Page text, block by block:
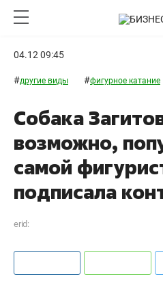
04.12 09:45
#другие виды #фигурное катание
Собака
возможно,
самой
подписала
erid: